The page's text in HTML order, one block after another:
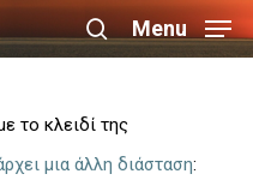
search
Menu
το κλειδί της
μια άλλη διάσταση: